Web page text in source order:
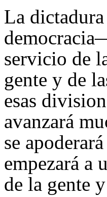
La
servicio de
gente y de
esas
avanzará
se
empezará a
de la gente